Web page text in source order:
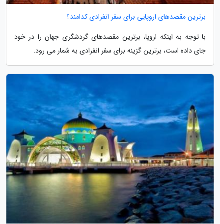
برترین مقصدهای اروپایی برای سفر انفرادی کدامند؟
با توجه به اینکه اروپا، برترین مقصدهای گردشگری جهان را در خود
جای داده است، برترین گزینه برای سفر انفرادی به شمار می رود.